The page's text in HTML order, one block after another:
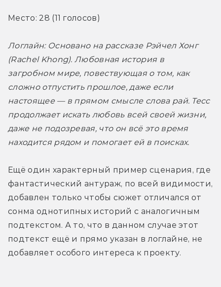
Место: 28 (11 голосов)
Логлайн: Основано на рассказе Рэйчел Хонг
(Rachel Khong). Любовная история в
загробном мире, повествующая о том, как
сложно отпустить прошлое, даже если
настоящее — в прямом смысле слова рай. Тесс
продолжает искать любовь всей своей жизни,
даже не подозревая, что он всё это время
находится рядом и помогает ей в поисках.
Ещё один характерный пример сценария, где
фантастический антураж, по всей видимости,
добавлен только чтобы сюжет отличался от
сонма однотипных историй с аналогичным
подтекстом. А то, что в данном случае этот
подтекст ещё и прямо указан в логлайне, не
добавляет особого интереса к проекту.